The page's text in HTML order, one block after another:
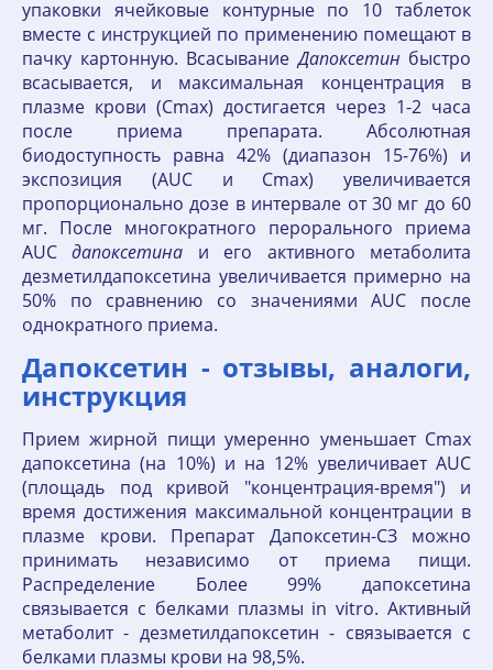
упаковки ячейковые контурные по 10 таблеток
вместе с инструкцией по применению помещают в
пачку картонную. ВсасываниеДапоксетин быстро
всасывается, и максимальная концентрация в
плазме крови (Сmах) достигается через 1-2 часа
после приема препарата. Абсолютная
биодоступность равна 42% (диапазон 15-76%) и
экспозиция (AUC и Сmах) увеличивается
пропорционально дозе в интервале от 30 мг до 60
мг. После многократного перорального приема
AUCдапоксетина и его активного метаболита
дезметилдапоксетина увеличивается примерно на
50% по сравнению со значениями AUC после
однократного приема.
Дапоксетин - отзывы, аналоги,
инструкция
Прием жирной пищи умеренно уменьшает Сmах
дапоксетина (на 10%) и на 12% увеличивает AUC
(площадь под кривой "концентрация-время") и
время достижения максимальной концентрации в
плазме крови. Препарат Дапоксетин-СЗ можно
принимать независимо от приема пищи.
Распределение Более 99% дапоксетина
связывается с белками плазмы in vitro. Активный
метаболит - дезметилдапоксетин - связывается с
белками плазмы крови на 98,5%.